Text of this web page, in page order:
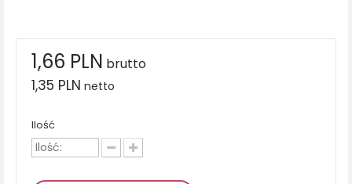
1,66 PLN brutto
1,35 PLN netto
Ilość